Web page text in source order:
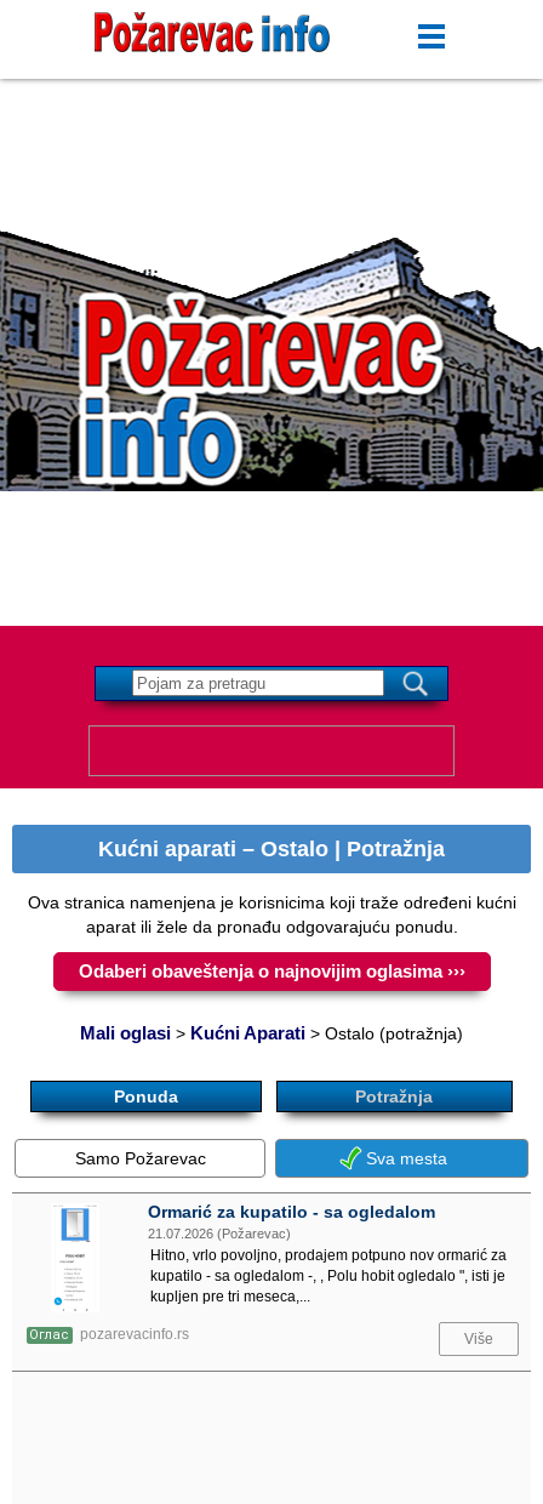
Kućni aparati – Ostalo | Potražnja
Ova stranica namenjena je korisnicima koji traže određeni kućni
aparat ili žele da pronađu odgovarajuću ponudu.
Odaberi obaveštenja o najnovijim oglasima ›››
Mali oglasi > Kućni Aparati > Ostalo (potražnja)
Ponuda Potražnja
Samo Požarevac Sva mesta
Ormarić za kupatilo - sa ogledalom
21.07.2026 (Požarevac)
Hitno, vrlo povoljno, prodajem potpuno nov ormarić za
kupatilo - sa ogledalom -, , Polu hobit ogledalo ", isti je
kupljen pre tri meseca,...
Оглас pozarevacinfo.rs Više